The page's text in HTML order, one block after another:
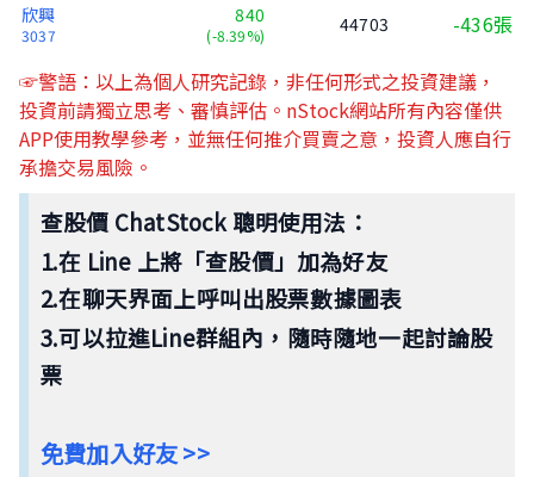
欣興
3037
840
(-8.39%) 44703
-436張
☞警語：以上為個人研究記錄，非任何形式之投資建議，
投資前請獨立思考、審慎評估。nStock網站所有內容僅供
APP使用教學參考，並無任何推介買賣之意，投資人應自行
承擔交易風險。
查股價 ChatStock 聰明使用法：
1.在 Line 上將「查股價」加為好友
2.在聊天界面上呼叫出股票數據圖表
3.可以拉進Line群組內，隨時隨地一起討論股
票
免費加入好友 >>